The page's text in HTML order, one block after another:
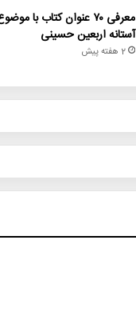
معرفی ۷۰ عنوان کتاب با
آستانه اربعین حسینی
2 هفته پیش